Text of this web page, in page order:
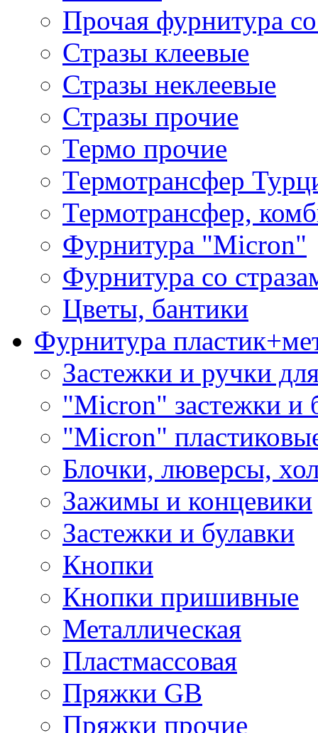
Прочая фурнитура
Стразы клеевые
Стразы неклеевые
Стразы прочие
Термо прочие
Термотрансфер
Термотрансфер,
Фурнитура "Micron"
Фурнитура со
Цветы, бантики
Фурнитура
Застежки и ручки
"Micron" застежки и
"Micron"
Блочки, люверсы,
Зажимы и концевики
Застежки и булавки
Кнопки
Кнопки пришивные
Металлическая
Пластмассовая
Пряжки GB
Пряжки прочие